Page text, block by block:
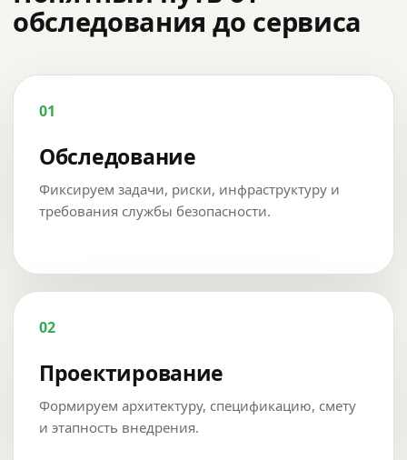
обследования до сервиса
01
Обследование
Фиксируем задачи, риски, инфраструктуру и
требования службы безопасности.
02
Проектирование
Формируем архитектуру, спецификацию, смету
и этапность внедрения.